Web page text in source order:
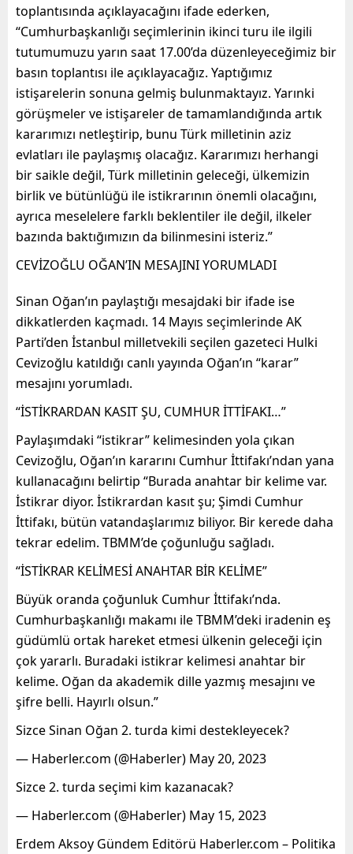
toplantısında açıklayacağını ifade ederken,
“Cumhurbaşkanlığı seçimlerinin ikinci turu ile ilgili
tutumumuzu yarın saat 17.00’da düzenleyeceğimiz bir
basın toplantısı ile açıklayacağız. Yaptığımız
istişarelerin sonuna gelmiş bulunmaktayız. Yarınki
görüşmeler ve istişareler de tamamlandığında artık
kararımızı netleştirip, bunu Türk milletinin aziz
evlatları ile paylaşmış olacağız. Kararımızı herhangi
bir saikle değil, Türk milletinin geleceği, ülkemizin
birlik ve bütünlüğü ile istikrarının önemli olacağını,
ayrıca meselelere farklı beklentiler ile değil, ilkeler
bazında baktığımızın da bilinmesini isteriz.”
CEVİZOĞLU OĞAN’IN MESAJINI YORUMLADI
Sinan Oğan’ın paylaştığı mesajdaki bir ifade ise
dikkatlerden kaçmadı. 14 Mayıs seçimlerinde AK
Parti’den İstanbul milletvekili seçilen gazeteci Hulki
Cevizoğlu katıldığı canlı yayında Oğan’ın “karar”
mesajını yorumladı.
“İSTİKRARDAN KASIT ŞU, CUMHUR İTTİFAKI…”
Paylaşımdaki “istikrar” kelimesinden yola çıkan
Cevizoğlu, Oğan’ın kararını Cumhur İttifakı’ndan yana
kullanacağını belirtip “Burada anahtar bir kelime var.
İstikrar diyor. İstikrardan kasıt şu; Şimdi Cumhur
İttifakı, bütün vatandaşlarımız biliyor. Bir kerede daha
tekrar edelim. TBMM’de çoğunluğu sağladı.
“İSTİKRAR KELİMESİ ANAHTAR BİR KELİME”
Büyük oranda çoğunluk Cumhur İttifakı’nda.
Cumhurbaşkanlığı makamı ile TBMM’deki iradenin eş
güdümlü ortak hareket etmesi ülkenin geleceği için
çok yararlı. Buradaki istikrar kelimesi anahtar bir
kelime. Oğan da akademik dille yazmış mesajını ve
şifre belli. Hayırlı olsun.”
Sizce Sinan Oğan 2. turda kimi destekleyecek?
— Haberler.com (@Haberler) May 20, 2023
Sizce 2. turda seçimi kim kazanacak?
— Haberler.com (@Haberler) May 15, 2023
Erdem Aksoy Gündem Editörü Haberler.com – Politika